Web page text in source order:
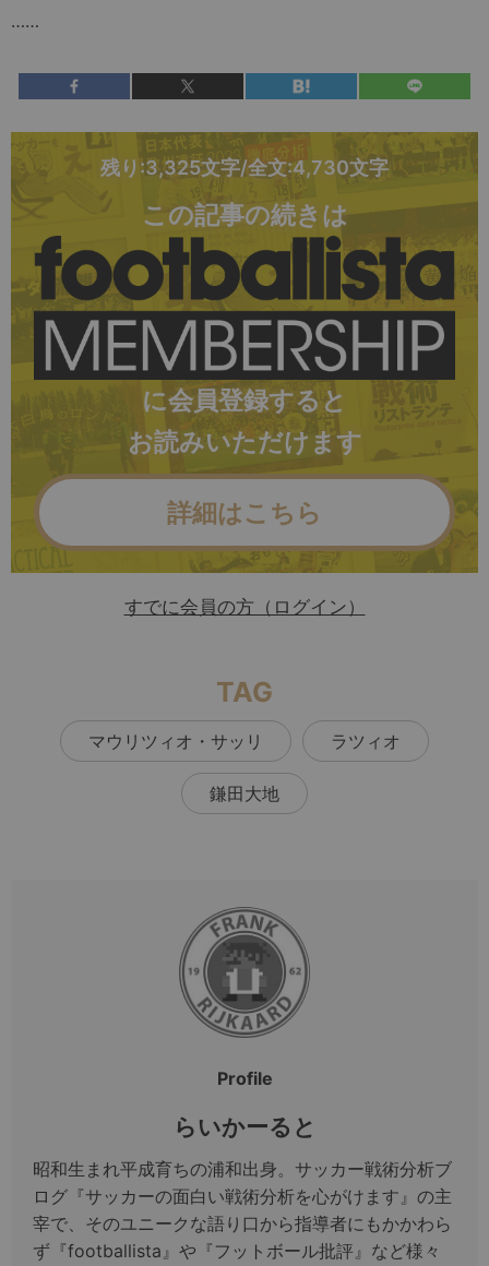
……
残り:3,325文字/全文:4,730文字
この記事の続きは
に会員登録すると
お読みいただけます
詳細はこちら
すでに会員の方（ログイン）
TAG
マウリツィオ・サッリ ラツィオ
鎌田大地
Profile
らいかーると
昭和生まれ平成育ちの浦和出身。サッカー戦術分析ブ
ログ『サッカーの面白い戦術分析を心がけます』の主
宰で、そのユニークな語り口から指導者にもかかわら
ず『footballista』や『フットボール批評』など様々